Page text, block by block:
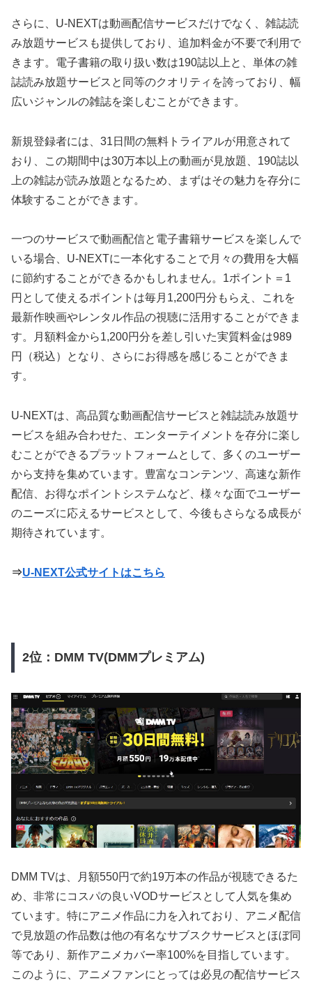
さらに、U-NEXTは動画配信サービスだけでなく、雑誌読
み放題サービスも提供しており、追加料金が不要で利用で
きます。電子書籍の取り扱い数は190誌以上と、単体の雑
誌読み放題サービスと同等のクオリティを誇っており、幅
広いジャンルの雑誌を楽しむことができます。
新規登録者には、31日間の無料トライアルが用意されて
おり、この期間中は30万本以上の動画が見放題、190誌以
上の雑誌が読み放題となるため、まずはその魅力を存分に
体験することができます。
一つのサービスで動画配信と電子書籍サービスを楽しんで
いる場合、U-NEXTに一本化することで月々の費用を大幅
に節約することができるかもしれません。1ポイント＝1
円として使えるポイントは毎月1,200円分もらえ、これを
最新作映画やレンタル作品の視聴に活用することができま
す。月額料金から1,200円分を差し引いた実質料金は989
円（税込）となり、さらにお得感を感じることができま
す。
U-NEXTは、高品質な動画配信サービスと雑誌読み放題サ
ービスを組み合わせた、エンターテイメントを存分に楽し
むことができるプラットフォームとして、多くのユーザー
から支持を集めています。豊富なコンテンツ、高速な新作
配信、お得なポイントシステムなど、様々な面でユーザー
のニーズに応えるサービスとして、今後もさらなる成長が
期待されています。
⇒U-NEXT公式サイトはこちら
2位：DMM TV(DMMプレミアム)
DMM TVは、月額550円で約19万本の作品が視聴できるた
め、非常にコスパの良いVODサービスとして人気を集め
ています。特にアニメ作品に力を入れており、アニメ配信
で見放題の作品数は他の有名なサブスクサービスとほぼ同
等であり、新作アニメカバー率100%を目指しています。
このように、アニメファンにとっては必見の配信サービス